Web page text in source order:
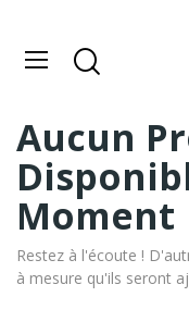
Aucun
Moment
Restez à l'écoute !
à mesure qu'ils seront